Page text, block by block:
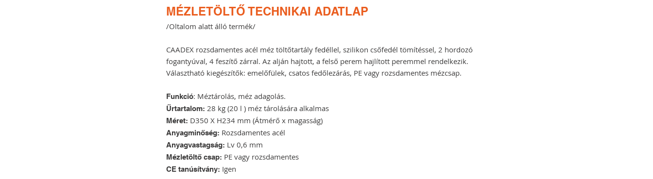
MÉZLETÖLTŐ TECHNIKAI ADATLAP
/Oltalom alatt álló termék/
CAADEX rozsdamentes acél méz töltőtartály fedéllel, szilikon csőfedél tömítéssel, 2 hordozó
fogantyúval, 4 feszítő zárral. Az alján hajtott, a felső perem hajlított peremmel rendelkezik.
Választható kiegészítők: emelőfülek, csatos fedőlezárás, PE vagy rozsdamentes mézcsap.
Funkció: Méztárolás, méz adagolás.
Űrtartalom: 28 kg (20 l ) méz tárolására alkalmas
Méret: D350 X H234 mm (Átmérő x magasság)
Anyagminőség: Rozsdamentes acél
Anyagvastagság: Lv 0,6 mm
Mézletöltő csap: PE vagy rozsdamentes
CE tanúsítvány: Igen